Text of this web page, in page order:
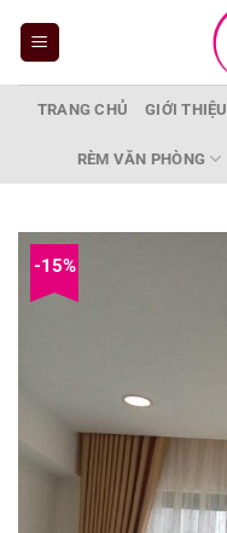
dungTRANG CHỦ GIỚI THIỆU
RÈM VĂN PHÒNG
-15%